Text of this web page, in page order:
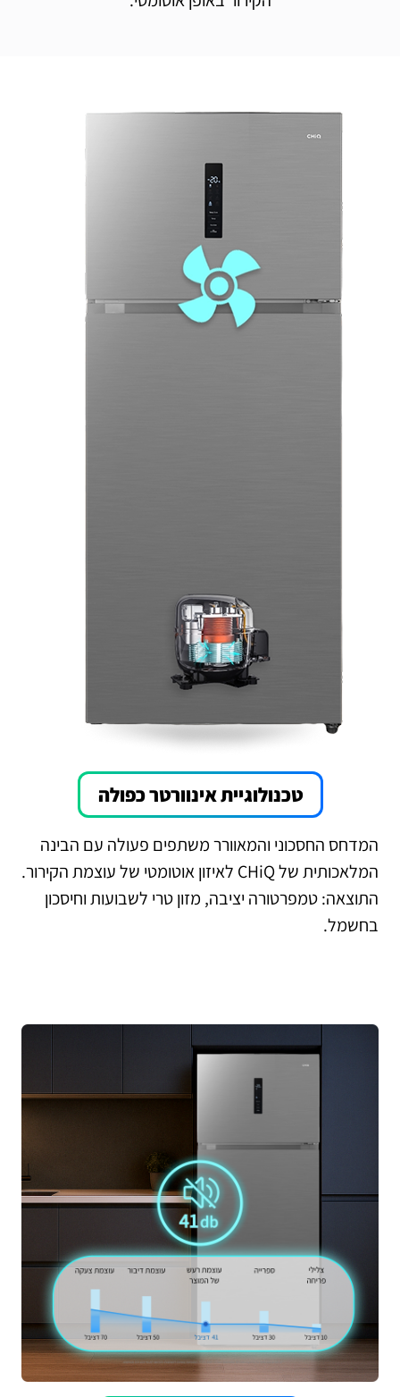
טכנולוגיית אינוורטר כפולה
המדחס החסכוני והמאוורר משתפים פעולה עם הבינה
המלאכותית של CHiQ לאיזון אוטומטי של עוצמת הקירור.
התוצאה: טמפרטורה יציבה, מזון טרי לשבועות וחיסכון
בחשמל.